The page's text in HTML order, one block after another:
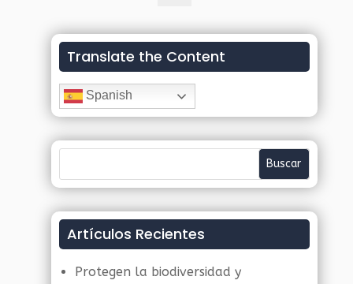
Translate the Content
Spanish
Artículos Recientes
Protegen la biodiversidad y